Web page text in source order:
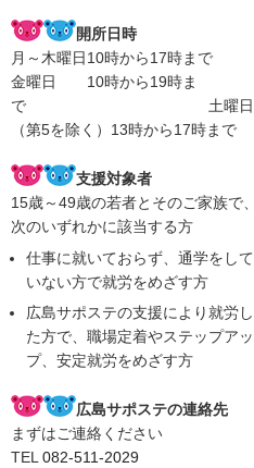
開所日時
月～木曜日10時から17時まで
金曜日 10時から19時ま
で 土曜日
（第5を除く）13時から17時まで
支援対象者
15歳～49歳の若者とそのご家族で、
次のいずれかに該当する方
仕事に就いておらず、通学をして
いない方で就労をめざす方
広島サポステの支援により就労し
た方で、職場定着やステップアッ
プ、安定就労をめざす方
広島サポステの連絡先
まずはご連絡ください
TEL082-511-2029